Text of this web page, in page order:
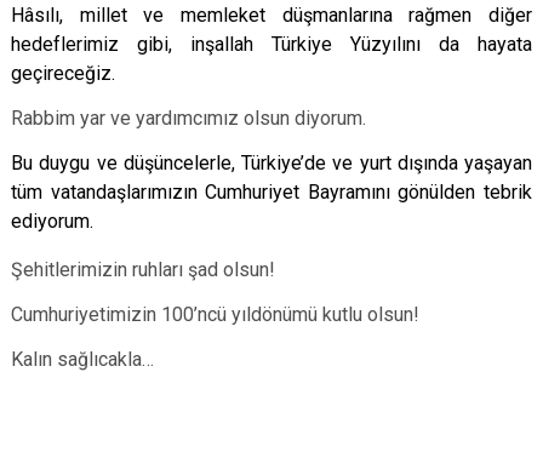
Hâsılı, millet ve memleket düşmanlarına rağmen diğer
hedeflerimiz gibi, inşallah Türkiye Yüzyılını da hayata
geçireceğiz.
Rabbim yar ve yardımcımız olsun diyorum.
Bu duygu ve düşüncelerle, Türkiye’de ve yurt dışında yaşayan
tüm vatandaşlarımızın Cumhuriyet Bayramını gönülden tebrik
ediyorum.
Şehitlerimizin ruhları şad olsun!
Cumhuriyetimizin 100’ncü yıldönümü kutlu olsun!
Kalın sağlıcakla…